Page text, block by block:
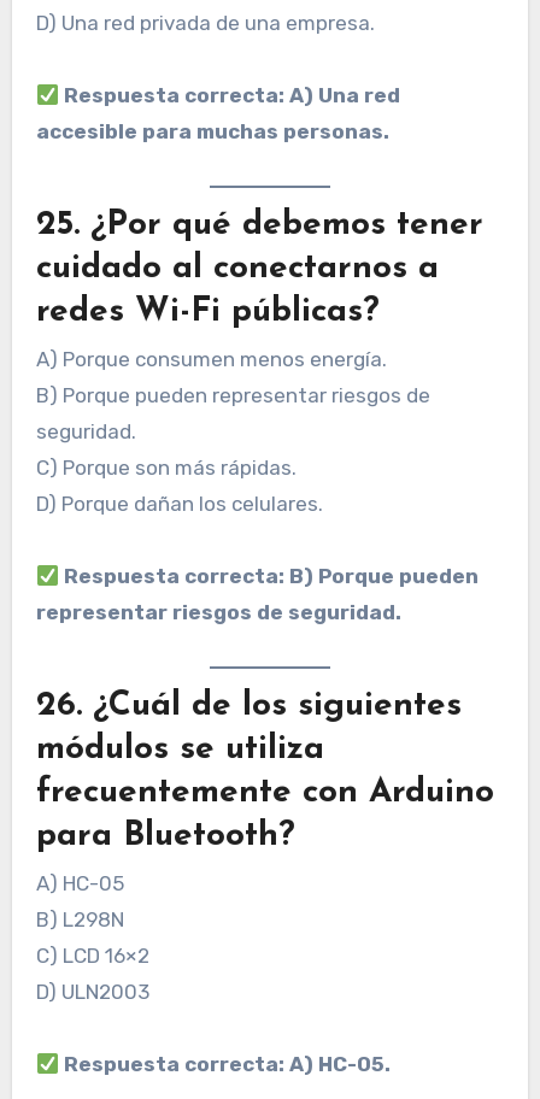
D) Una red privada de una empresa.
Respuesta correcta: A) Una red
accesible para muchas personas.
25. ¿Por qué debemos tener
cuidado al conectarnos a
redes Wi-Fi públicas?
A) Porque consumen menos energía.
B) Porque pueden representar riesgos de
seguridad.
C) Porque son más rápidas.
D) Porque dañan los celulares.
Respuesta correcta: B) Porque pueden
representar riesgos de seguridad.
26. ¿Cuál de los siguientes
módulos se utiliza
frecuentemente con Arduino
para Bluetooth?
A) HC-05
B) L298N
C) LCD 16×2
D) ULN2003
Respuesta correcta: A) HC-05.